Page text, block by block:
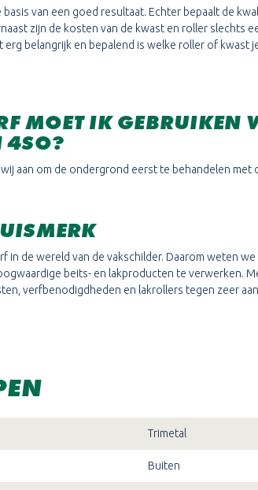
van een goed resultaat. Echter bepaalt de
zijn de kosten van de kwast en roller slechts
belangrijk en bepalend is welke roller of kwast
MOET IK GEBRUIKEN
4SO?
aan om de ondergrond eerst te behandelen met
in de wereld van de vakschilder. Daarom weten
beits- en lakproducten te verwerken.
verfbenodigdheden en lakrollers tegen zeer
Trimetal
Buiten